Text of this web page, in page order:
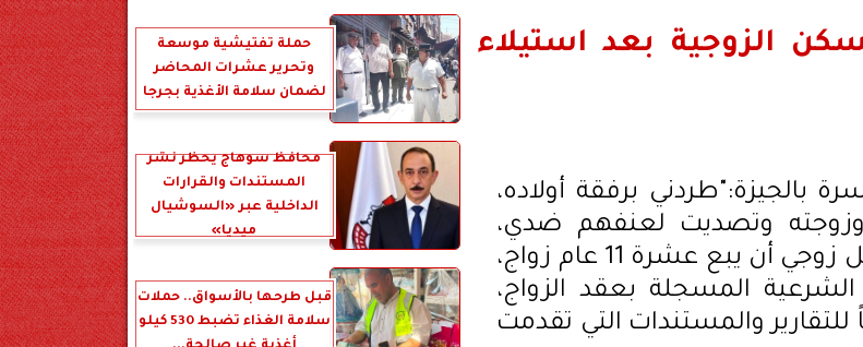
الزوجية بعد استيلاء
بالجيزة:"طردني برفقة أولاده،
وتصديت لعنفهم ضدي،
ليتفقوا سويا على تدمير حياتي، بعد أن قبل زوجي أن يبع عشرة 11 عام زواج،
المسجلة بعقد الزواج،
والمستندات التي تقدمت
حملة تفتيشية موسعة
وتحرير عشرات المحاضر
لضمان سلامة الأغذية بجرجا
محافظ سوهاج يحظر نشر
المستندات والقرارات
الداخلية عبر «السوشيال
ميديا»
قبل طرحها بالأسواق.. حملات
سلامة الغذاء تضبط 530 كيلو